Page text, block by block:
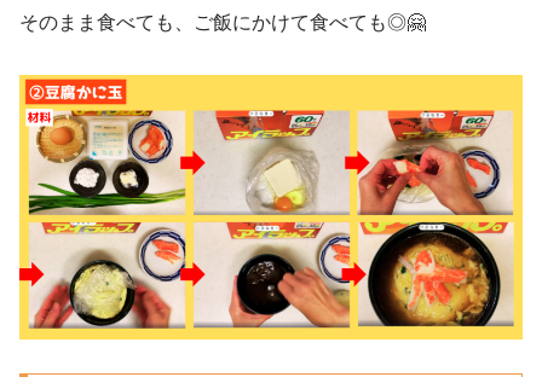
そのまま食べても、ご飯にかけて食べても◎🤗